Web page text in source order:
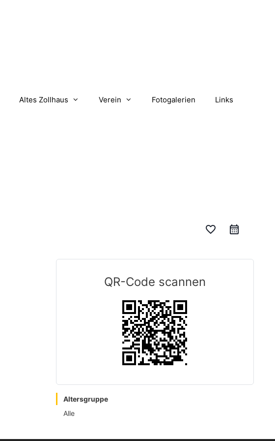
Altes Zollhaus Verein Fotogalerien Links
favorite_border
QR-Code scannen
Altersgruppe
Alle